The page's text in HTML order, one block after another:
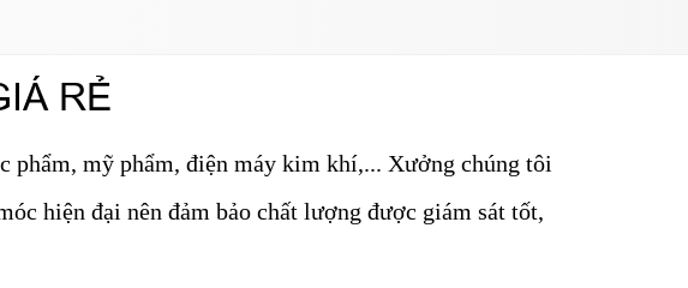
RẺ
phẩm, mỹ phẩm, điện máy kim khí,... Xưởng chúng tôi
hiện đại nên đảm bảo chất lượng được giám sát tốt,